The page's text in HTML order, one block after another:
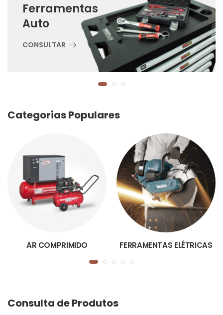
Ferramentas
Auto
CONSULTAR
Categorias Populares
AR COMPRIMIDO FERRAMENTAS ELÉTRICAS
Consulta de Produtos